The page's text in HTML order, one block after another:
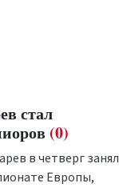
стал
(0)
в четверг занял
Европы,